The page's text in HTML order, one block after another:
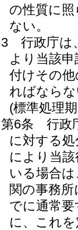
の性質に
ない。
3
行政庁は
より当該
付けその
ればなら
(標準処理
第6条
行政
に対する
により当
いる場合
関の事務
でに通常
に、これ